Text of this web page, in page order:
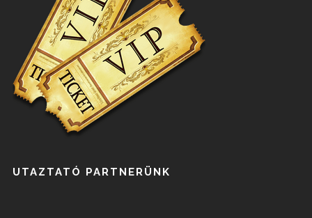
UTAZTATÓ PARTNERÜNK